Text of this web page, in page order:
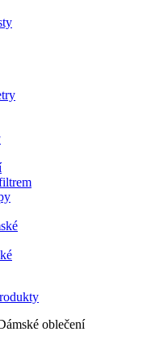
oblečení